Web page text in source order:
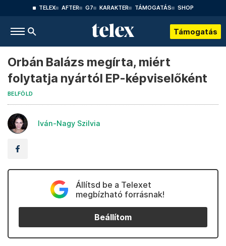
TELEX AFTER G7 KARAKTER TÁMOGATÁS SHOP
Támogatás
Orbán Balázs megírta, miért
folytatja nyártól EP-képviselőként
BELFÖLD
Iván-Nagy Szilvia
Állítsd be a Telexet
megbízható forrásnak!
Beállítom